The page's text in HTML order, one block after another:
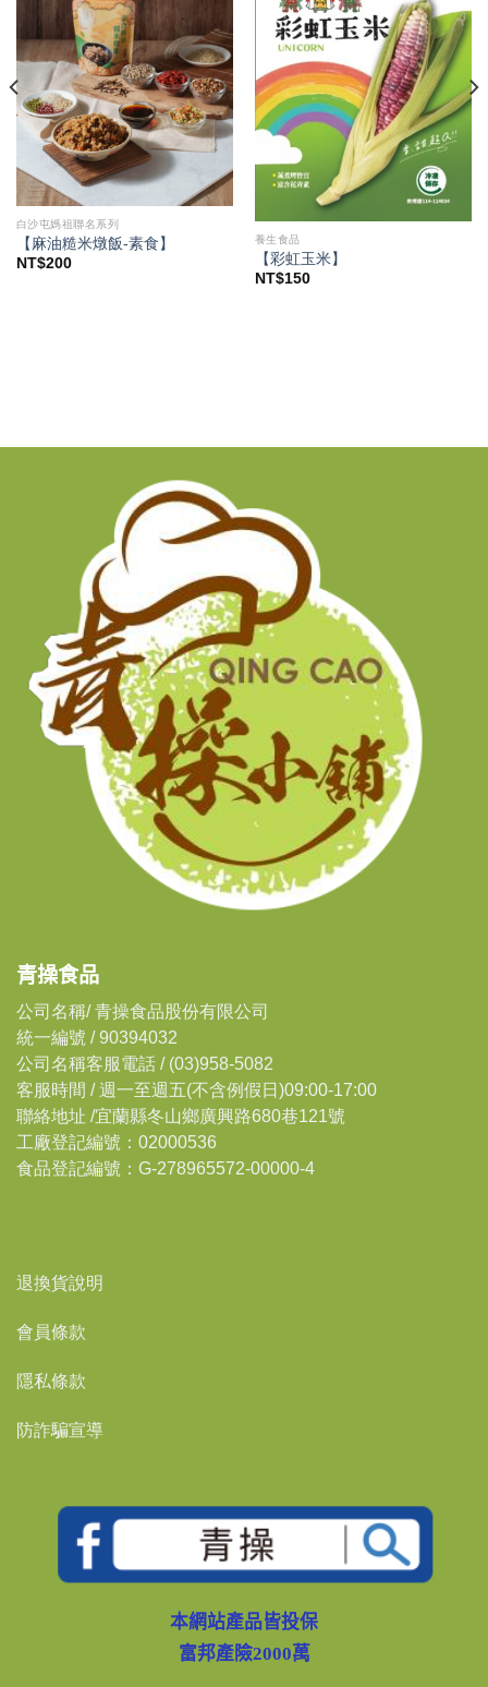
白沙屯媽祖聯名系列
【麻油糙米燉飯-素食】
NT$200
養生食品
【彩虹玉米】
NT$150
青操食品
公司名稱/ 青操食品股份有限公司
統一編號 / 90394032
公司名稱客服電話 / (03)958-5082
客服時間 / 週一至週五(不含例假日)09:00-17:00
聯絡地址 /宜蘭縣冬山鄉廣興路680巷121號
工廠登記編號：02000536
食品登記編號：G-278965572-00000-4
退換貨說明
會員條款
隱私條款
防詐騙宣導
本網站產品皆投保
富邦產險2000萬